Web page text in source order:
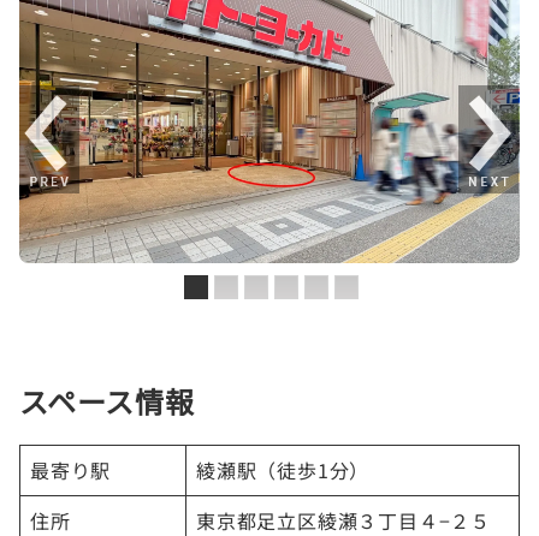
スペース情報
最寄り駅
綾瀬駅（徒歩1分）
住所
東京都足立区綾瀬３丁目４−２５